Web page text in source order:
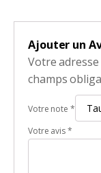
Ajouter un
Votre
champs
Votre note *
Votre avis*